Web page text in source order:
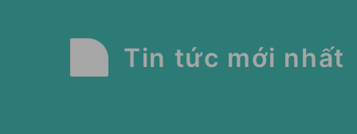
Tin tức mới nhất